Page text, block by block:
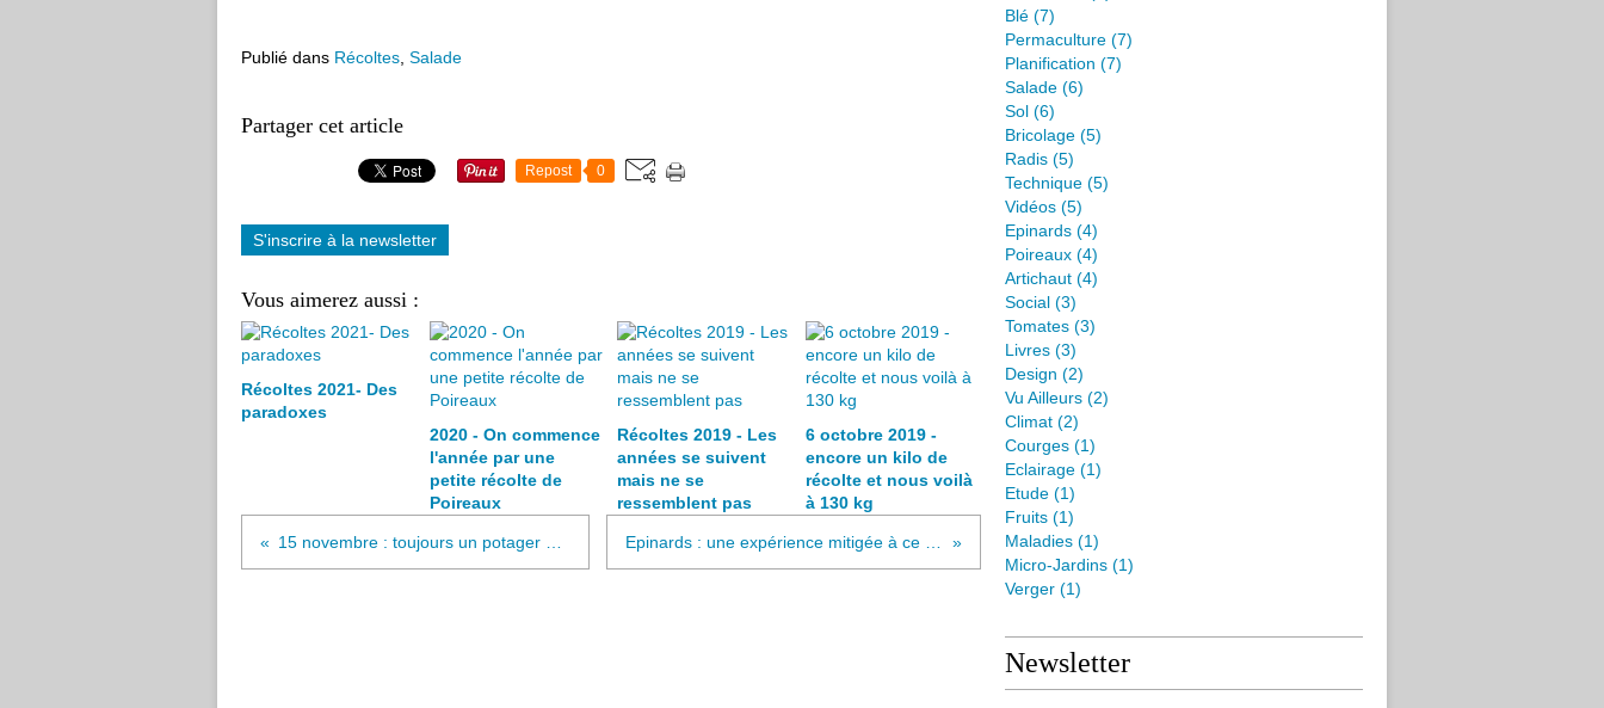
Publié dans Récoltes Salade
Partager cet article
Repost 0
S'inscrire à la newsletter
Vous aimerez aussi :
Récoltes 2021- Des
paradoxes
2020 - On commence
l'année par une
petite récolte de
Poireaux
Récoltes 2019 - Les
années se suivent
mais ne se
ressemblent pas
6 octobre 2019 -
encore un kilo de
récolte et nous voilà
à 130 kg
Blé (7)
Permaculture (7)
Planification (7)
Salade (6)
Sol (6)
Bricolage (5)
Radis (5)
Technique (5)
Vidéos (5)
Epinards (4)
Poireaux (4)
Artichaut (4)
Social (3)
Tomates (3)
Livres (3)
Design (2)
Vu Ailleurs (2)
Climat (2)
Courges (1)
Eclairage (1)
Etude (1)
Fruits (1)
Maladies (1)
Micro-Jardins (1)
Verger (1)
Newsletter